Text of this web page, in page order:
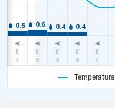
Temperatura